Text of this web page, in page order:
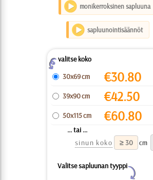
monikerroksinen sapluuna
sapluunointisäännöt
Zvalitse koko
30x69 cm
€30.80
39x90 cm €42.50
50x115 cm €60.80
... tai ...
sinun koko
cm
Valitse sapluunan tyyppi
Y